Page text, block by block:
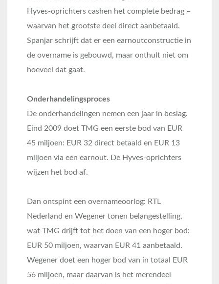
Hyves-oprichters cashen het complete bedrag –
waarvan het grootste deel direct aanbetaald.
Spanjar schrijft dat er een earnoutconstructie in
de overname is gebouwd, maar onthult niet om
hoeveel dat gaat.
Onderhandelingsproces
De onderhandelingen nemen een jaar in beslag.
Eind 2009 doet TMG een eerste bod van EUR
45 miljoen: EUR 32 direct betaald en EUR 13
miljoen via een earnout. De Hyves-oprichters
wijzen het bod af.
Dan ontspint een overnameoorlog: RTL
Nederland en Wegener tonen belangestelling,
wat TMG drijft tot het doen van een hoger bod:
EUR 50 miljoen, waarvan EUR 41 aanbetaald.
Wegener doet een hoger bod van in totaal EUR
56 miljoen, maar daarvan is het merendeel